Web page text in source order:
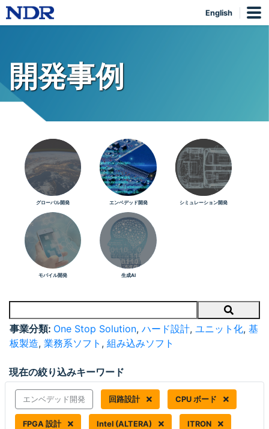
English
開発事例
グローバル開発 エンベデッド開発 シミュレーション開発
モバイル開発 生成AI
Search
事業分類: One Stop Solution, ハード設計, ユニット化, 基
板製造, 業務系ソフト , 組み込みソフト
現在の絞り込みキーワード
エンベデッド開発 回路設計 CPU ボード
FPGA 設計 Intel (ALTERA) ITRON